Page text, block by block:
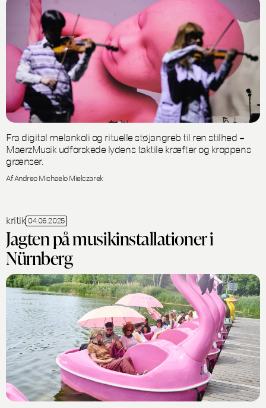
Fra digital melankoli og rituelle støjangreb til ren stilhed –
MaerzMusik udforskede lydens taktile kræfter og kroppens
grænser.
Af Andreo Michaelo Mielczarek
kritik 04.06.2025
Jagten på musikinstallationer i
Nürnberg